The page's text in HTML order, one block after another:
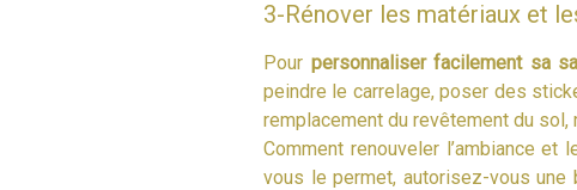
3-Rénover les matériaux et
Pour personnaliser facilement sa
peindre le carrelage, poser des
remplacement du revêtement du
Comment renouveler l’ambiance
vous le permet, autorisez-vous une